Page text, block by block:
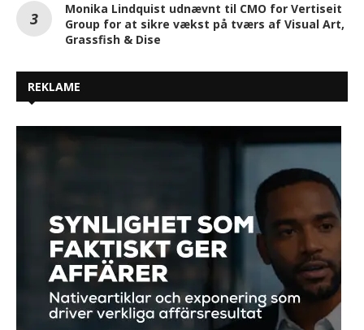
Monika Lindquist udnævnt til CMO for Vertiseit
Group for at sikre vækst på tværs af Visual Art,
Grassfish & Dise
REKLAME